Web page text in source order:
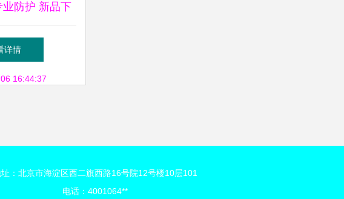
防护 新品下
——日立RCU-
者的极致演绎
详情
16:44:37
：北京市海淀区西二旗西路16号院12号楼10层101
电话：4001064**